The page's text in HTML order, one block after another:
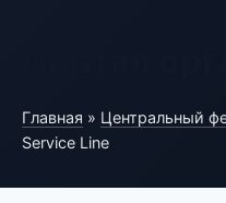
Главная » Центральный
Service Line